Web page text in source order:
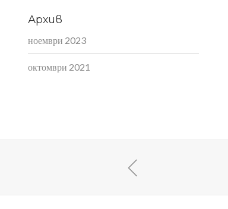
Архив
ноември 2023
октомври 2021